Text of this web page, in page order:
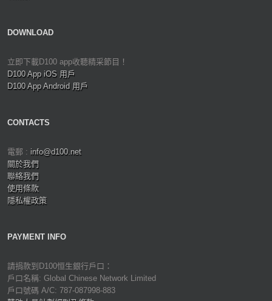
DOWNLOAD
立即下載D100 app收聽精采節目！
D100 App iOS 用戶
D100 App Android 用戶
CONTACTS
電郵 : info@d100.net
關於我們
聯絡我們
使用條款
隱私權政策
PAYMENT INFO
請捐款到D100恒生銀行戶口：
戶口名稱: Global Chinese Network Limited
戶口號碼 A/C: 787-087998-883